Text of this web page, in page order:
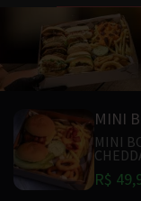
MINI
MINI
R$